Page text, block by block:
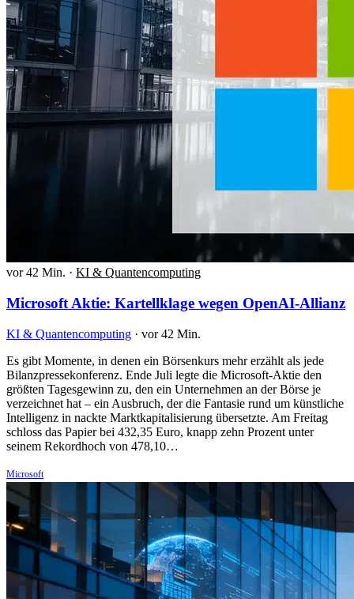
vor 42 Min. · KI & Quantencomputing
Microsoft Aktie: Kartellklage wegen OpenAI-Allianz
KI & Quantencomputing · vor 42 Min.
Es gibt Momente, in denen ein Börsenkurs mehr erzählt als jede
Bilanzpressekonferenz. Ende Juli legte die Microsoft-Aktie den
größten Tagesgewinn zu, den ein Unternehmen an der Börse je
verzeichnet hat – ein Ausbruch, der die Fantasie rund um künstliche
Intelligenz in nackte Marktkapitalisierung übersetzte. Am Freitag
schloss das Papier bei 432,35 Euro, knapp zehn Prozent unter
seinem Rekordhoch von 478,10…
Microsoft